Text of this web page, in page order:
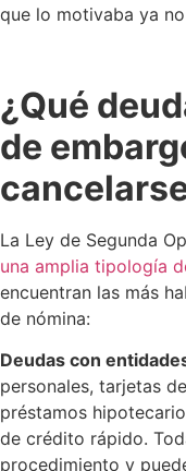
que lo motivaba ya
¿Qué
de
La Ley de Segunda
una amplia tipología
encuentran las más
de nómina:
Deudas con
personales, tarjetas
préstamos
de crédito rápido.
procedimiento y